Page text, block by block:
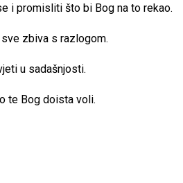
i promisliti što bi Bog na to rekao.
zbiva s razlogom.
u sadašnjosti.
te Bog doista voli.